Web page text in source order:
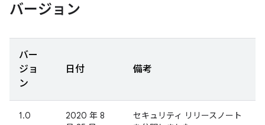
バージョン
バー
ジョ
ン
日付 備考
1.0
2020 年 8
セキュリティ リリースノート